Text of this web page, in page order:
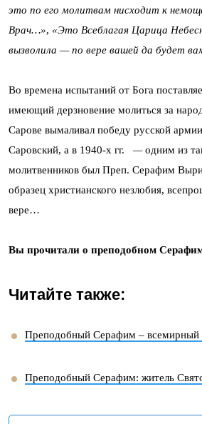
это по его молитвам нисходит к
Врач…», «Это Всеблагая Царица
вызволила — по вере вашей да будет
Во времена испытаний от Бога
имеющий дерзновение молиться за
Сарове вымаливал победу русской
Саровский, а в 1940-х гг. —одним из
молитвенников был Преп. Серафим
образец христианского незлобия,
вере…
Вы прочитали о преподобном
Читайте также:
Преподобный Серафим – всемирный
Преподобный Серафим: житель